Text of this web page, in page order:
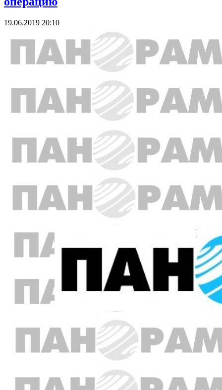
19.06.2019 20:10